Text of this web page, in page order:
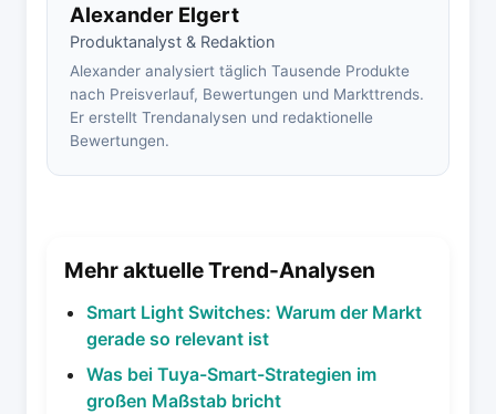
Alexander Elgert
Produktanalyst & Redaktion
Alexander analysiert täglich Tausende Produkte
nach Preisverlauf, Bewertungen und Markttrends.
Er erstellt Trendanalysen und redaktionelle
Bewertungen.
Mehr aktuelle Trend-Analysen
Smart Light Switches: Warum der Markt
gerade so relevant ist
Was bei Tuya-Smart-Strategien im
großen Maßstab bricht